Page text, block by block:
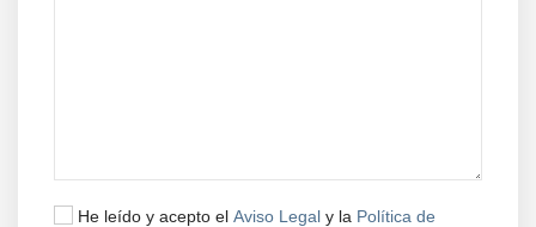
He leído y acepto el Aviso Legal y la Política de